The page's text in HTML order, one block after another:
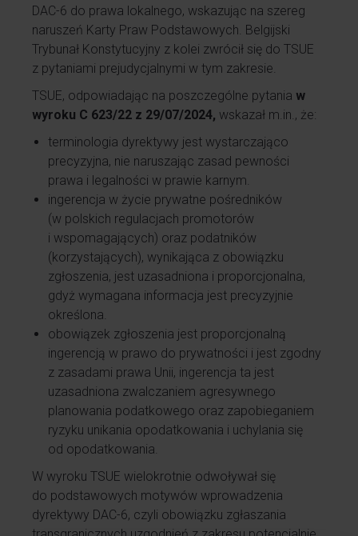
DAC-6 do prawa lokalnego, wskazując na szereg
naruszeń Karty Praw Podstawowych. Belgijski
Trybunał Konstytucyjny z kolei zwrócił się do TSUE
z pytaniami prejudycjalnymi w tym zakresie.
TSUE, odpowiadając na poszczególne pytania w
wyroku C 623/22 z 29/07/2024, wskazał m.in., że:
terminologia dyrektywy jest wystarczająco
precyzyjna, nie naruszając zasad pewności
prawa i legalności w prawie karnym.
ingerencja w życie prywatne pośredników
(w polskich regulacjach promotorów
i wspomagających) oraz podatników
(korzystających), wynikająca z obowiązku
zgłoszenia, jest uzasadniona i proporcjonalna,
gdyż wymagana informacja jest precyzyjnie
określona.
obowiązek zgłoszenia jest proporcjonalną
ingerencją w prawo do prywatności i jest zgodny
z zasadami prawa Unii, ingerencja ta jest
uzasadniona zwalczaniem agresywnego
planowania podatkowego oraz zapobieganiem
ryzyku unikania opodatkowania i uchylania się
od opodatkowania.
W wyroku TSUE wielokrotnie odwoływał się
do podstawowych motywów wprowadzenia
dyrektywy DAC-6, czyli obowiązku zgłaszania